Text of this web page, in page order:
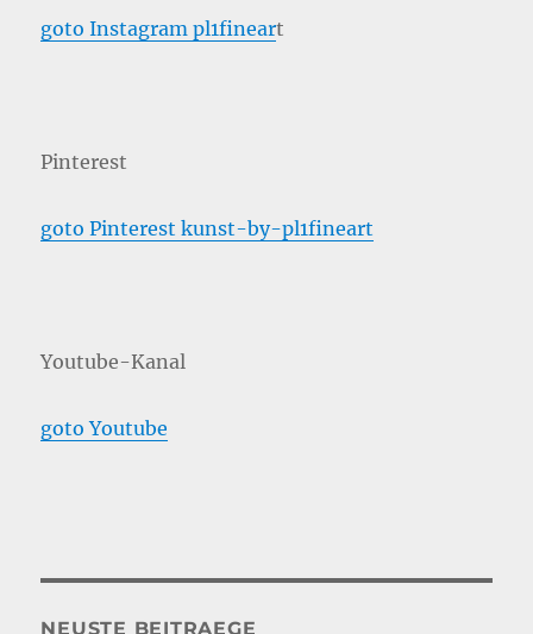
goto Instagram pl1fineart
Pinterest
goto Pinterest kunst-by-pl1fineart
Youtube-Kanal
goto Youtube
NEUSTE BEITRAEGE